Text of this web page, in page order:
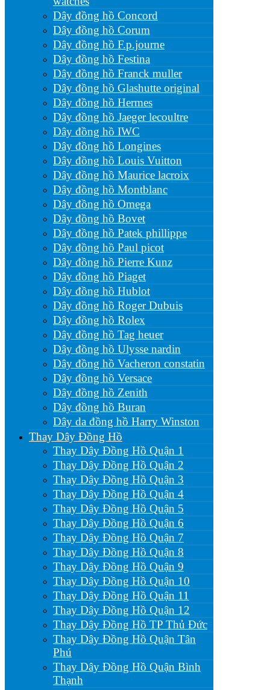
Dây đồng hồ Concord
Dây đồng hồ Corum
Dây đồng hồ F.p.journe
Dây đồng hồ Festina
Dây đồng hồ Franck muller
Dây đồng hồ Glashutte original
Dây đồng hồ Hermes
Dây đồng hồ Jaeger lecoultre
Dây đồng hồ IWC
Dây đồng hồ Longines
Dây đồng hồ Louis Vuitton
Dây đồng hồ Maurice lacroix
Dây đồng hồ Montblanc
Dây đồng hồ Omega
Dây đồng hồ Bovet
Dây đồng hồ Patek phillippe
Dây đồng hồ Paul picot
Dây đồng hồ Pierre Kunz
Dây đồng hồ Piaget
Dây đồng hồ Hublot
Dây đồng hồ Roger Dubuis
Dây đồng hồ Rolex
Dây đồng hồ Tag heuer
Dây đồng hồ Ulysse nardin
Dây đồng hồ Vacheron constatin
Dây đồng hồ Versace
Dây đồng hồ Zenith
Dây đồng hồ Buran
Dây da đồng hồ Harry Winston
Thay Dây Đồng Hồ
Thay Dây Đồng Hồ Quận 1
Thay Dây Đồng Hồ Quận 2
Thay Dây Đồng Hồ Quận 3
Thay Dây Đồng Hồ Quận 4
Thay Dây Đồng Hồ Quận 5
Thay Dây Đồng Hồ Quận 6
Thay Dây Đồng Hồ Quận 7
Thay Dây Đồng Hồ Quận 8
Thay Dây Đồng Hồ Quận 9
Thay Dây Đồng Hồ Quận 10
Thay Dây Đồng Hồ Quận 11
Thay Dây Đồng Hồ Quận 12
Thay Dây Đồng Hồ TP Thủ Đức
Thay Dây Đồng Hồ Quận Tân
Phú
Thay Dây Đồng Hồ Quận Bình
Thạnh